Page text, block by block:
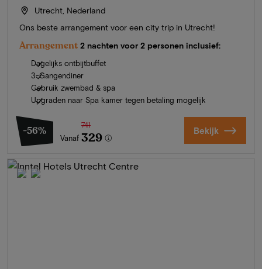
Utrecht, Nederland
Ons beste arrangement voor een city trip in Utrecht!
Arrangement 2 nachten voor 2 personen inclusief:
Dagelijks ontbijtbuffet
3-Gangendiner
Gebruik zwembad & spa
Upgraden naar Spa kamer tegen betaling mogelijk
-56%
Vanaf
741
329 Bekijk